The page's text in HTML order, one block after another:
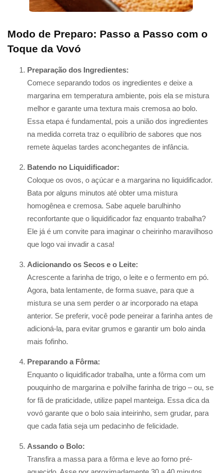
Modo de Preparo: Passo a Passo com o
Toque da Vovó
Preparação dos Ingredientes:
Comece separando todos os ingredientes e deixe a
margarina em temperatura ambiente, pois ela se mistura
melhor e garante uma textura mais cremosa ao bolo.
Essa etapa é fundamental, pois a união dos ingredientes
na medida correta traz o equilíbrio de sabores que nos
remete àquelas tardes aconchegantes de infância.
Batendo no Liquidificador:
Coloque os ovos, o açúcar e a margarina no liquidificador.
Bata por alguns minutos até obter uma mistura
homogênea e cremosa. Sabe aquele barulhinho
reconfortante que o liquidificador faz enquanto trabalha?
Ele já é um convite para imaginar o cheirinho maravilhoso
que logo vai invadir a casa!
Adicionando os Secos e o Leite:
Acrescente a farinha de trigo, o leite e o fermento em pó.
Agora, bata lentamente, de forma suave, para que a
mistura se una sem perder o ar incorporado na etapa
anterior. Se preferir, você pode peneirar a farinha antes de
adicioná-la, para evitar grumos e garantir um bolo ainda
mais fofinho.
Preparando a Fôrma:
Enquanto o liquidificador trabalha, unte a fôrma com um
pouquinho de margarina e polvilhe farinha de trigo – ou, se
for fã de praticidade, utilize papel manteiga. Essa dica da
vovó garante que o bolo saia inteirinho, sem grudar, para
que cada fatia seja um pedacinho de felicidade.
Assando o Bolo:
Transfira a massa para a fôrma e leve ao forno pré-